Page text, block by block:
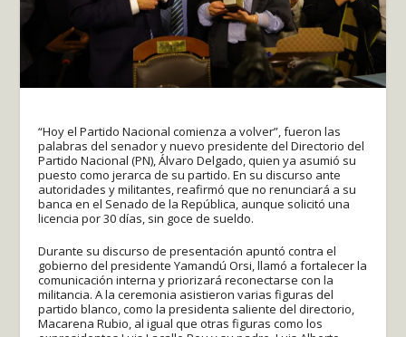
“Hoy el Partido Nacional comienza a volver”, fueron las
palabras del senador y nuevo presidente del Directorio del
Partido Nacional (PN), Álvaro Delgado, quien ya asumió su
puesto como jerarca de su partido. En su discurso ante
autoridades y militantes, reafirmó que no renunciará a su
banca en el Senado de la República, aunque solicitó una
licencia por 30 días, sin goce de sueldo.
Durante su discurso de presentación apuntó contra el
gobierno del presidente Yamandú Orsi, llamó a fortalecer la
comunicación interna y priorizará reconectarse con la
militancia. A la ceremonia asistieron varias figuras del
partido blanco, como la presidenta saliente del directorio,
Macarena Rubio, al igual que otras figuras como los